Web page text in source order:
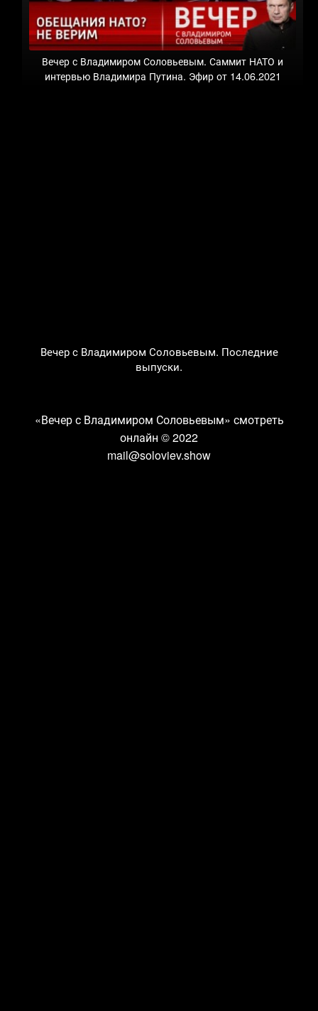
Вечер с Владимиром Соловьевым. Саммит НАТО и
интервью Владимира Путина. Эфир от 14.06.2021
Вечер с Владимиром Соловьевым. Последние
выпуски.
«Вечер с Владимиром Соловьевым» смотреть
онлайн © 2022
mail@soloviev.show